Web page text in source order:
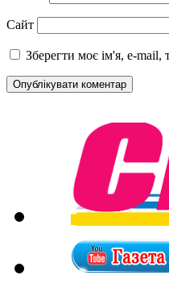
Сайт
Зберегти моє ім'я, e-mail,